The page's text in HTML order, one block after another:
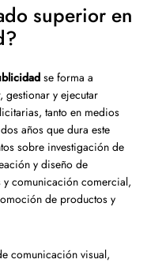
superior en
se forma a
gestionar y ejecutar
tanto en medios
años que dura este
sobre investigación de
y diseño de
y comunicación comercial,
de productos y
comunicación visual,